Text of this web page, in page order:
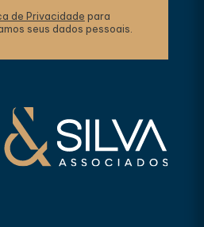
de Privacidade para
seus dados pessoais.